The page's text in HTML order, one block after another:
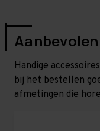
Handige
bij het bestellen
afmetingen die